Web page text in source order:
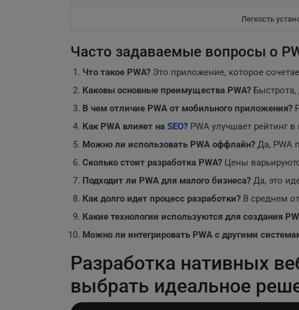
Легкость
Часто задаваемые вопросы о
Что такое PWA? Это приложение, которое
Каковы основные преимущества PWA? Быстрота,
В чем отличие PWA от мобильного приложения?
Как PWA влияет на SEO? PWA улучшает рейтинг
Можно ли использовать PWA оффлайн? Да, PWA
Сколько стоит разработка PWA? Цены
Подходит ли PWA для малого бизнеса? Да, это
Как долго идет процесс разработки? В среднем
Какие технологии используются для создания
Можно ли интегрировать PWA с другими
Разработка нативных
выбрать идеальное